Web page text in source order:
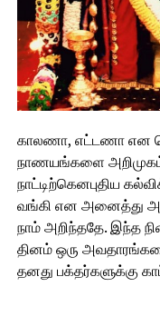
காலணா, எட்டணா என
நாணயங்களை
நாட்டிற்கெனபுதிய
வங்கி என அனைத்து
நாம் அறிந்ததே. இந்த
தினம் ஒரு
தனது பக்தர்களுக்கு